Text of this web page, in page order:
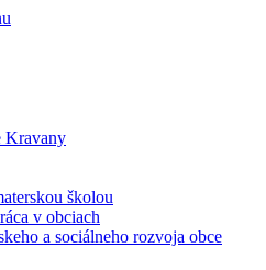
Kravany
školou
v obciach
a sociálneho rozvoja obce